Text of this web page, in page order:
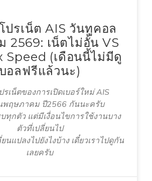
ปรเน็ต AIS วันทูคอล
2569: เน็ตไม่อั้น VS
Speed (เดือนนี้ไม่มีดู
บอลฟรีแล้วนะ)
รเน็ตของการเปิดเบอร์ใหม่ AIS
พฤษภาคม ปี2566 กันนะครับ
ทุกตัว แต่มีเงื่อนไขการใช้งานบาง
ตัวที่เปลี่ยนไป
นแปลงไปยังไงบ้าง เดี๋ยวเราไปดูกัน
เลยครับ